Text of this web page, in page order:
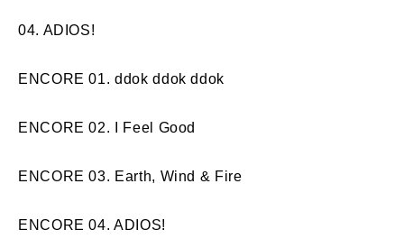
04. ADIOS!
ENCORE 01. ddok ddok ddok
ENCORE 02. I Feel Good
ENCORE 03. Earth, Wind & Fire
ENCORE 04. ADIOS!